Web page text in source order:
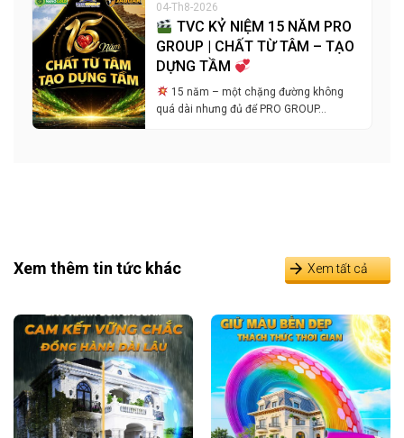
04-Th8-2026
TVC KỶ NIỆM 15 NĂM PRO
GROUP | CHẤT TỪ TÂM – TẠO
DỰNG TẦM
15 năm – một chặng đường không
quá dài nhưng đủ để PRO GROUP…
Xem thêm tin tức khác Xem tất cả